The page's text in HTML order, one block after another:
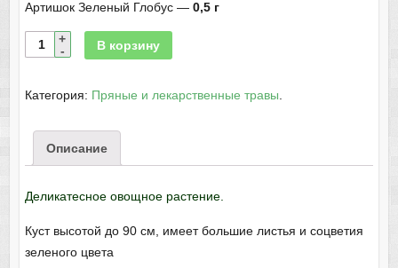
Артишок Зеленый Глобус —0,5 г
В корзину
Категория: Пряные и лекарственные травы
Описание
Деликатесное овощное растение.
Куст высотой до 90 см, имеет большие листья и соцветия
зеленого цвета